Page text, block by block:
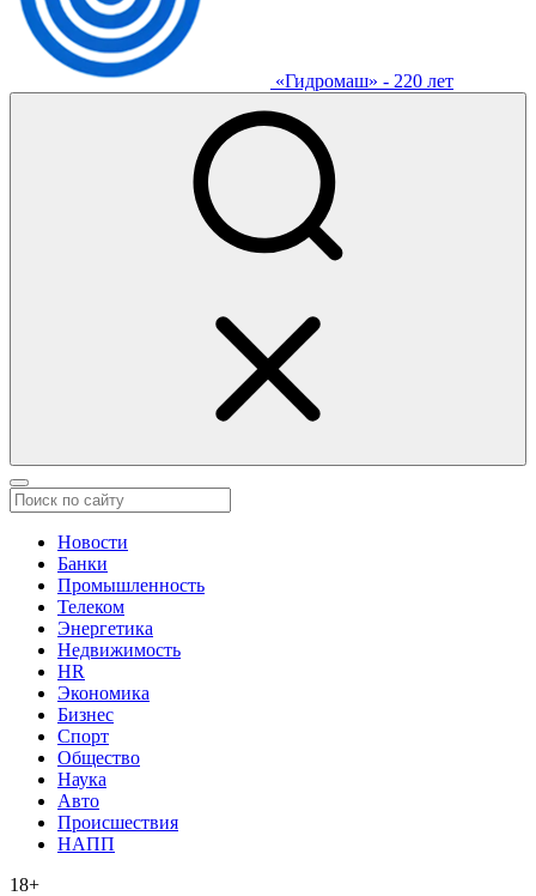
«Гидромаш» - 220 лет
Новости
Банки
Промышленность
Телеком
Энергетика
Недвижимость
HR
Экономика
Бизнес
Спорт
Общество
Наука
Авто
Происшествия
НАПП
18+